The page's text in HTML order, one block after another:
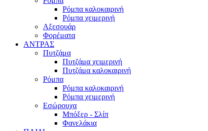
Ρόμπα καλοκαιρινή
Ρόμπα χειμερινή
Αξεσουάρ
Φορέματα
ΑΝΤΡΑΣ
Πυτζάμα
Πυτζάμα χειμερινή
Πυτζάμα καλοκαιρινή
Ρόμπα
Ρόμπα καλοκαιρινή
Ρόμπα χειμερινή
Εσώρουχα
Μπόξερ - Σλίπ
Φανελάκια